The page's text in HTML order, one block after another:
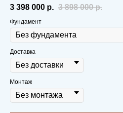
3 398 000‬ р. 3 898 000 р.
Фундамент
Доставка
Монтаж